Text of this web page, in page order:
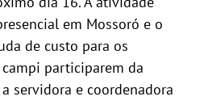
em Mossoró e o
de custo para os
participarem da
servidora e coordenadora